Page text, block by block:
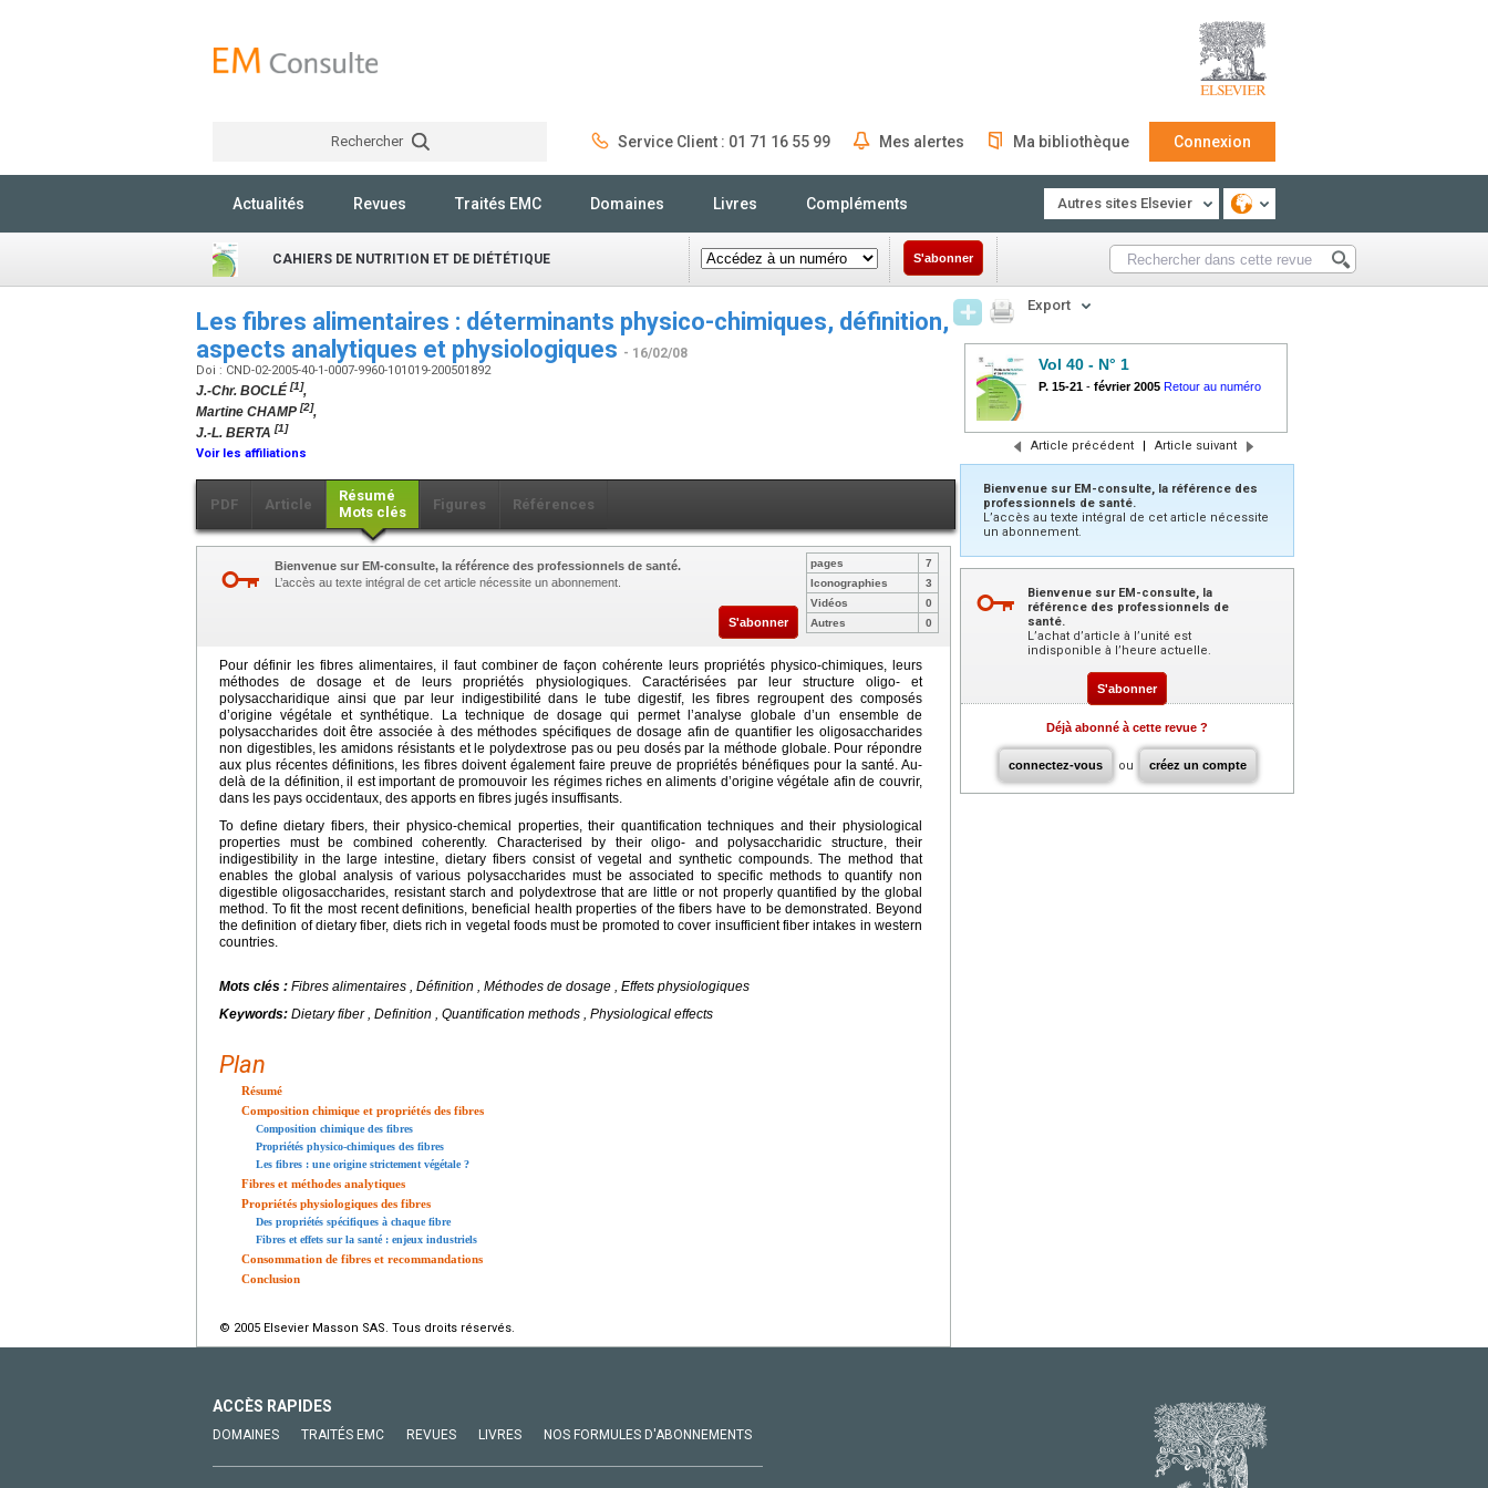
Rechercher Service Client : 01 71 16 55 99 Mes alertes Ma bibliothèque Connexion
Actualités Revues Traités EMC Domaines Livres Compléments Autres sites Elsevier
CAHIERS DE NUTRITION ET DE DIÉTÉTIQUE S'abonner
Les fibres alimentaires : déterminants physico-chimiques, définition,
aspects analytiques et physiologiques - 16/02/08
Doi : CND-02-2005-40-1-0007-9960-101019-200501892
J.-Chr. BOCLÉ[1],
Martine CHAMP [2],
J.-L. BERTA [1]
Voir les affiliations
PDF Article
Résumé
Mots clés
Figures Références
Bienvenue sur EM-consulte, la référence des professionnels de santé.
L’accès au texte intégral de cet article nécessite un abonnement.
S'abonner
pages
7
Iconographies
3
Vidéos
0
Autres
0
Pour définir les fibres alimentaires, il faut combiner de façon cohérente leurs propriétés physico-chimiques, leurs
méthodes de dosage et de leurs propriétés physiologiques. Caractérisées par leur structure oligo- et
polysaccharidique ainsi que par leur indigestibilité dans le tube digestif, les fibres regroupent des composés
d’origine végétale et synthétique. La technique de dosage qui permet l’analyse globale d’un ensemble de
polysaccharides doit être associée à des méthodes spécifiques de dosage afin de quantifier les oligosaccharides
non digestibles, les amidons résistants et le polydextrose pas ou peu dosés par la méthode globale. Pour répondre
aux plus récentes définitions, les fibres doivent également faire preuve de propriétés bénéfiques pour la santé. Au-
delà de la définition, il est important de promouvoir les régimes riches en aliments d’origine végétale afin de couvrir,
dans les pays occidentaux, des apports en fibres jugés insuffisants.
To define dietary fibers, their physico-chemical properties, their quantification techniques and their physiological
properties must be combined coherently. Characterised by their oligo- and polysaccharidic structure, their
indigestibility in the large intestine, dietary fibers consist of vegetal and synthetic compounds. The method that
enables the global analysis of various polysaccharides must be associated to specific methods to quantify non
digestible oligosaccharides, resistant starch and polydextrose that are little or not properly quantified by the global
method. To fit the most recent definitions, beneficial health properties of the fibers have to be demonstrated. Beyond
the definition of dietary fiber, diets rich in vegetal foods must be promoted to cover insufficient fiber intakes in western
countries.
Mots clés : Fibres alimentaires , Définition , Méthodes de dosage , Effets physiologiques
Keywords: Dietary fiber , Definition , Quantification methods , Physiological effects
Plan
Résumé
Composition chimique et propriétés des fibres
Composition chimique des fibres
Propriétés physico-chimiques des fibres
Les fibres : une origine strictement végétale ?
Fibres et méthodes analytiques
Propriétés physiologiques des fibres
Des propriétés spécifiques à chaque fibre
Fibres et effets sur la santé : enjeux industriels
Consommation de fibres et recommandations
Conclusion
© 2005 Elsevier Masson SAS. Tous droits réservés.
Export
Vol 40 - N° 1
P. 15-21 - février 2005 Retour au numéro
Article précédent | Article suivant
Bienvenue sur EM-consulte, la référence des
professionnels de santé.
L’accès au texte intégral de cet article nécessite
un abonnement.
Bienvenue sur EM-consulte, la
référence des professionnels de
santé.
L’achat d’article à l’unité est
indisponible à l’heure actuelle.
S'abonner
Déjà abonné à cette revue ?
connectez-vous ou créez un compte
ACCÈS RAPIDES
DOMAINES TRAITÉS EMC REVUES LIVRES NOS FORMULES D'ABONNEMENTS